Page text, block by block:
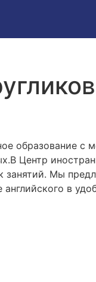
образование
Центр
занятий. Мы
английского в